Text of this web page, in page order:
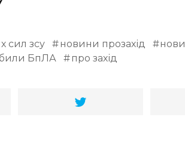
сил зсу новини прозахід
БпЛА
про захід